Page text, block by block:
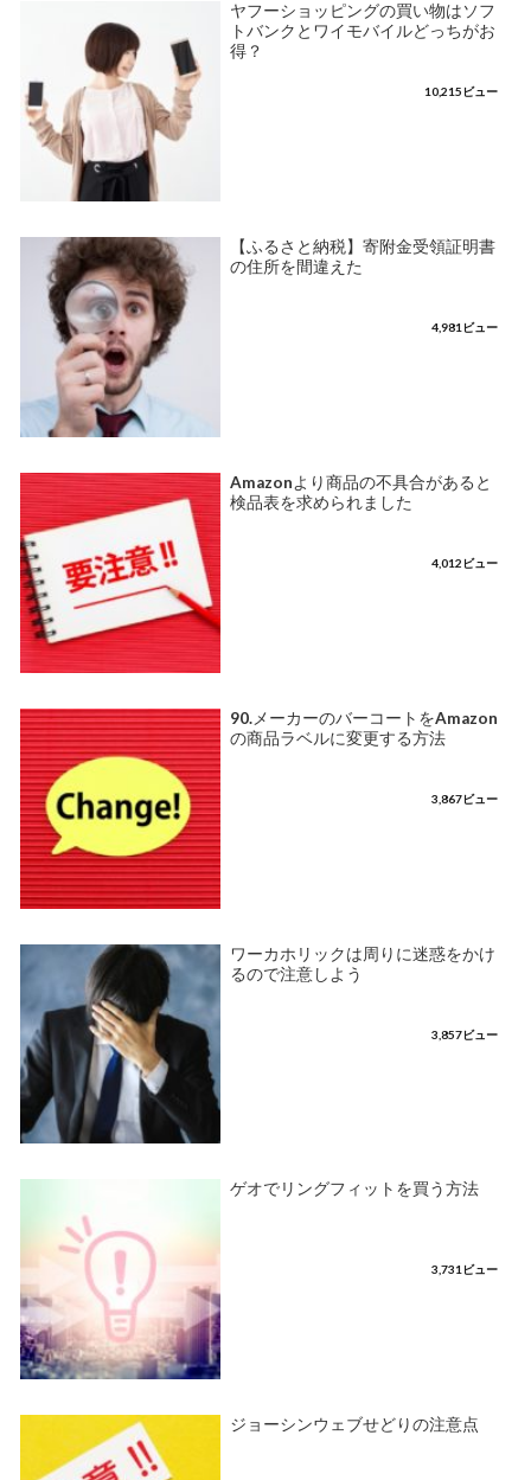
ヤフーショッピングの買い物はソフ
トバンクとワイモバイルどっちがお
得？
10,215ビュー
【ふるさと納税】寄附金受領証明書
の住所を間違えた
4,981ビュー
Amazonより商品の不具合があると
検品表を求められました
4,012ビュー
90.メーカーのバーコートをAmazon
の商品ラベルに変更する方法
3,867ビュー
ワーカホリックは周りに迷惑をかけ
るので注意しよう
3,857ビュー
ゲオでリングフィットを買う方法
3,731ビュー
ジョーシンウェブせどりの注意点